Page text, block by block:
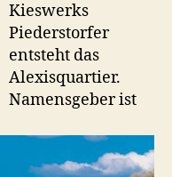
Kieswerks
Piederstorfer
entsteht das
Alexisquartier.
Namensgeber ist